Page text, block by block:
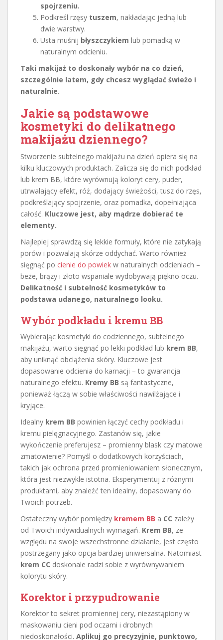
spojrzeniu.
Podkreśl rzęsy tuszem, nakładając jedną lub
dwie warstwy.
Usta muśnij błyszczykiem lub pomadką w
naturalnym odcieniu.
Taki makijaż to doskonały wybór na co dzień,
szczególnie latem, gdy chcesz wyglądać świeżo i
naturalnie.
Jakie są podstawowe
kosmetyki do delikatnego
makijażu dziennego?
Stworzenie subtelnego makijażu na dzień opiera się na
kilku kluczowych produktach. Zalicza się do nich podkład
lub krem BB, które wyrównują koloryt cery, puder,
utrwalający efekt, róż, dodający świeżości, tusz do rzęs,
podkreślający spojrzenie, oraz pomadka, dopełniająca
całość. Kluczowe jest, aby mądrze dobierać te
elementy.
Najlepiej sprawdzą się lekkie formuły, które nie zatykają
porów i pozwalają skórze oddychać. Warto również
sięgnąć po cienie do powiek w naturalnych odcieniach –
beże, brązy i złoto wspaniale wydobywają piękno oczu.
Delikatność i subtelność kosmetyków to
podstawa udanego, naturalnego looku.
Wybór podkładu i kremu BB
Wybierając kosmetyki do codziennego, subtelnego
makijażu, warto sięgnąć po lekki podkład lub krem BB,
aby uniknąć obciążenia skóry. Kluczowe jest
dopasowanie odcienia do karnacji – to gwarancja
naturalnego efektu. Kremy BB są fantastyczne,
ponieważ łączą w sobie właściwości nawilżające i
kryjące.
Idealny krem BB powinien łączyć cechy podkładu i
kremu pielęgnacyjnego. Zastanów się, jakie
wykończenie preferujesz – promienny blask czy matowe
zmatowienie? Pomyśl o dodatkowych korzyściach,
takich jak ochrona przed promieniowaniem słonecznym,
która jest niezwykle istotna. Eksperymentuj z różnymi
produktami, aby znaleźć ten idealny, dopasowany do
Twoich potrzeb.
Ostateczny wybór pomiędzy kremem BB a CC zależy
od Twoich indywidualnych wymagań. Krem BB, ze
względu na swoje wszechstronne działanie, jest często
postrzegany jako opcja bardziej uniwersalna. Natomiast
krem CC doskonale radzi sobie z wyrównywaniem
kolorytu skóry.
Korektor i przypudrowanie
Korektor to sekret promiennej cery, niezastąpiony w
maskowaniu cieni pod oczami i drobnych
niedoskonałości. Aplikuj go precyzyjnie, punktowo,